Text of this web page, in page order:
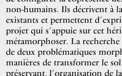
non-humains. Ils décrivent à
existants et permettent
projet qui s’appuie sur cet
métamorphoser. La
de deux problématiques
manières de transformer le
préservant, l’organisation de